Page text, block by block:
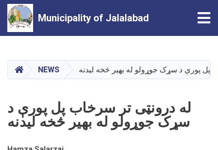
content
Municipality of Jalalabad
HOMENEWS پل پورې د سړک جوړولو له بهیر څخه لیدنه
له درونټی تر سرخاب پل پورې د
سړک جوړولو له بهیر څخه لیدنه